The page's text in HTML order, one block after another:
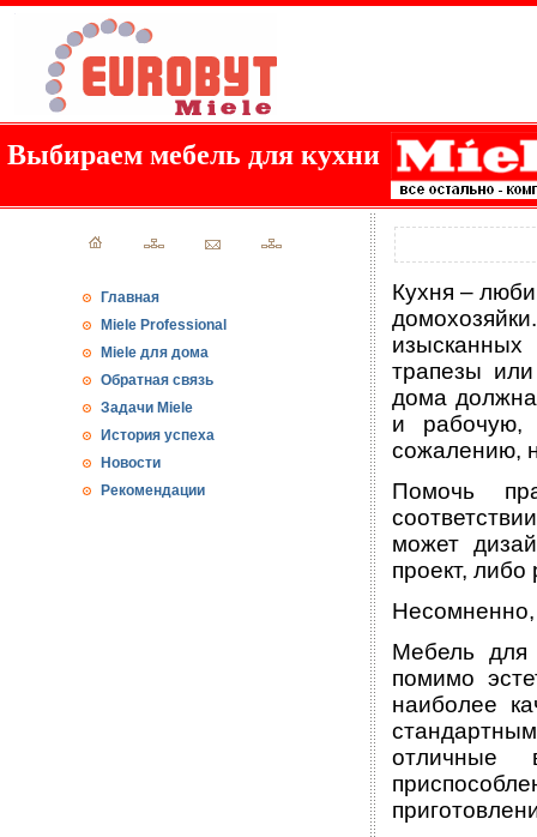
Выбираем мебель для кухни
Главная
Miele Professional
Miele для дома
Обратная связь
Задачи Miele
История успеха
Новости
Рекомендации
Кухня –
трапезы
дома должна
и
сожалению,
Помочь
может
проект,
Мебель для
помимо
наиболее
отличные